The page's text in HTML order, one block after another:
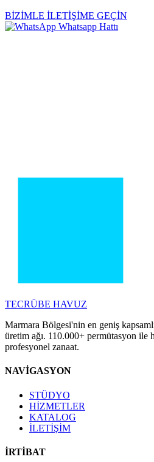
BİZİMLE İLETİŞİME GEÇİN
Whatsapp Hattı
TECRÜBE HAVUZ
Marmara Bölgesi'nin en geniş
üretim ağı. 110.000+ permütasyon ile
profesyonel zanaat.
NAVİGASYON
STÜDYO
HİZMETLER
KATALOG
İLETİŞİM
İRTİBAT